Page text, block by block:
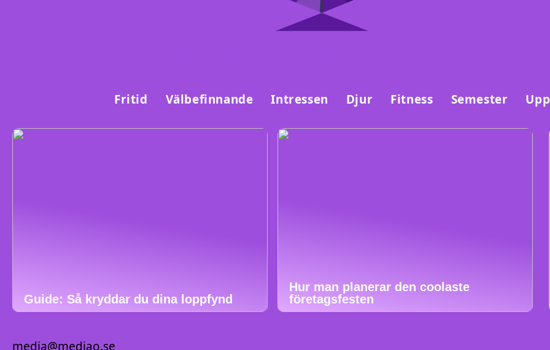
Fritid Välbefinnande Intressen Djur Fitness Semester
Guide: Så kryddar du dina loppfynd
Hur man planerar den coolaste
företagsfesten
media@mediao.se